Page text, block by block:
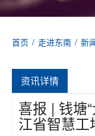
首页 / 走进东南 / 新
资讯详情
喜报 | 钱塘
江省智慧工